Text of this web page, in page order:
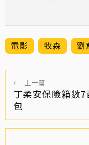
電影 牧森 劉
← 上一篇
丁柔安保險箱數
包